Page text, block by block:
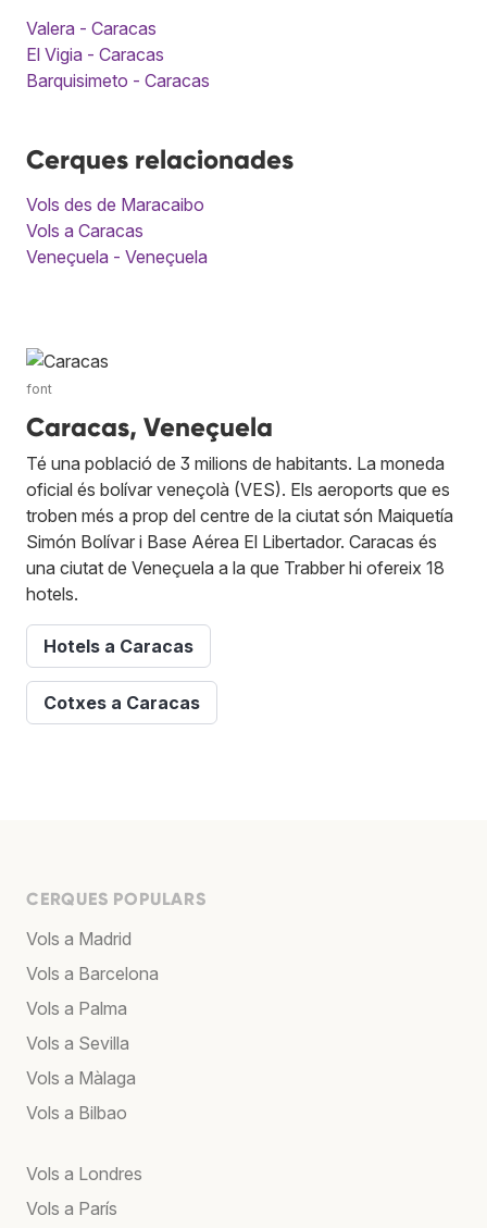
Valera - Caracas
El Vigia - Caracas
Barquisimeto - Caracas
Cerques relacionades
Vols des de Maracaibo
Vols a Caracas
Veneçuela - Veneçuela
font
Caracas, Veneçuela
Té una població de 3 milions de habitants. La moneda
oficial és bolívar veneçolà (VES). Els aeroports que es
troben més a prop del centre de la ciutat són Maiquetía
Simón Bolívar i Base Aérea El Libertador. Caracas és
una ciutat de Veneçuela a la que Trabber hi ofereix 18
hotels.
Hotels a Caracas
Cotxes a Caracas
CERQUES POPULARS
Vols a Madrid
Vols a Barcelona
Vols a Palma
Vols a Sevilla
Vols a Màlaga
Vols a Bilbao
Vols a Londres
Vols a París